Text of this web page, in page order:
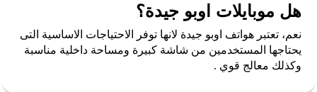
هل موبايلات اوبو جيدة؟
نعم، تعتبر هواتف اوبو جيدة لانها توفر الاحتياجات الاساسية التى
يحتاجها المستخدمين من شاشة كبيرة ومساحة داخلية مناسبة
وكذلك معالج قوي .